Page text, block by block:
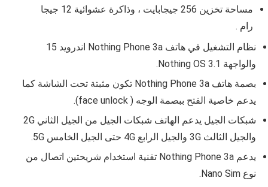
مساحة تخزين 256 جيجابايت ، وذاكرة عشوائية 12 جيجا
رام .
نظام التشغيل في هاتف Nothing Phone 3a اندرويد 15
والواجهة Nothing OS 3.1.
بصمة هاتف Nothing Phone 3a تكون مثبتة تحت الشاشة كما
يدعم خاصية الفتح ببصمة الوجه ( face unlock).
شبكات الجيل يدعم الهاتف شبكات الجيل من الجيل الثاني 2G
والجيل الثالث 3G والجيل الرابع 4G حتى الجيل الخامس 5G.
يدعم Nothing Phone 3a تقنية استخدام شريحتين اتصال من
نوع Nano Sim.